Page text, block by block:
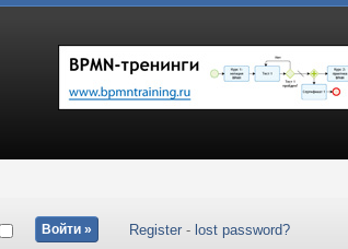
Register - lost password?